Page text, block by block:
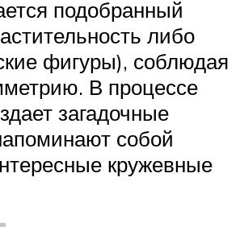
подобранный
либо
фигуры), соблюдая
В процессе
загадочные
собой
кружевные